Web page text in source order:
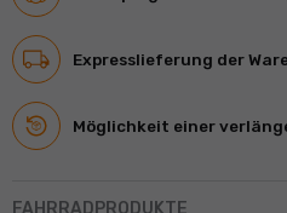
Expresslieferung der
Möglichkeit einer